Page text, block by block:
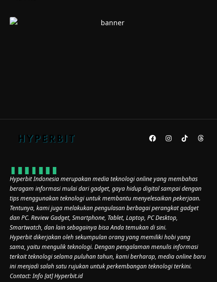
Hyperbit Indonesia merupakan media teknologi online yang membahas
beragam informasi mulai dari gadget, gaya hidup digital sampai dengan
tips menggunakan teknologi untuk membantu menyelesaikan pekerjaan.
Tentunya, kami juga melakukan pengulasan berbagai perangkat gadget
dan PC. Review Gadget, Smartphone, Tablet, Laptop, PC Desktop,
Smartwatch, dan lain sebagainya bisa Anda temukan di sini.
Hyperbit dikerjakan oleh sekumpulan orang yang memiliki hobi yang
sama, yaitu mengulik teknologi. Dengan pengalaman menulis informasi
terkait teknologi selama puluhan tahun, kami berharap, media online baru
ini menjadi salah satu rujukan untuk perkembangan teknologi terkini.
Contact: Info [at] Hyperbit.id